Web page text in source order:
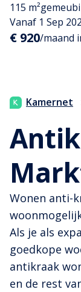
115 m²
Vanaf 1 Sep
€ 920/maand
Kamernet
Wonen anti-
Als je als
goedkope
antikraak
en de rest